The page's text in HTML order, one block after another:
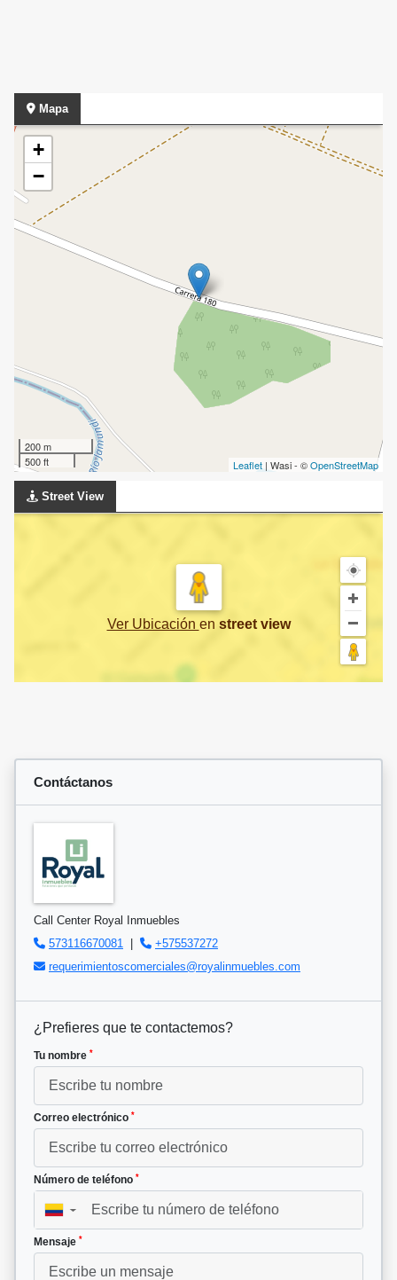
Mapa
+
−
200 m
500 ft
Leaflet | Wasi - ©OpenStreetMap
Street View
Ver Ubicación en street view
Contáctanos
Call Center Royal Inmuebles
573116670081
+575537272
requerimientoscomerciales@royalinmuebles.com
¿Prefieres que te contactemos?
Tu nombre *
Correo electrónico *
Número de teléfono *
▼
Mensaje *